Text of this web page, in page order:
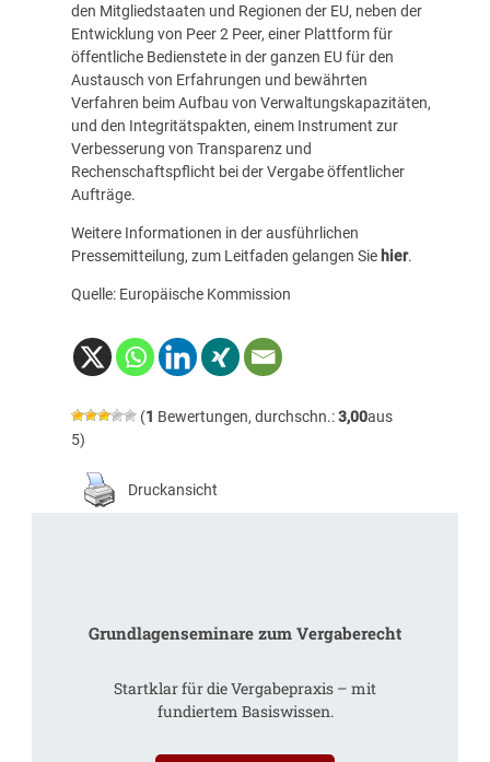
den Mitgliedstaaten und Regionen der EU, neben der
Entwicklung von Peer 2 Peer, einer Plattform für
öffentliche Bedienstete in der ganzen EU für den
Austausch von Erfahrungen und bewährten
Verfahren beim Aufbau von Verwaltungskapazitäten,
und den Integritätspakten, einem Instrument zur
Verbesserung von Transparenz und
Rechenschaftspflicht bei der Vergabe öffentlicher
Aufträge.
Weitere Informationen in der ausführlichen
Pressemitteilung, zum Leitfaden gelangen Sie hier.
Quelle: Europäische Kommission
(1 Bewertungen, durchschn.:3,00aus
5)
Druckansicht
Grundlagenseminare zum Vergaberecht
Startklar für die Vergabepraxis – mit
fundiertem Basiswissen.